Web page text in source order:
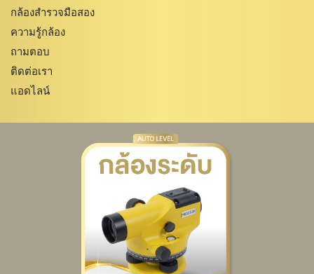
กล้องสำรวจมือสอง
ความรู้กล้อง
ถามตอบ
ติดต่อเรา
แอดไลน์